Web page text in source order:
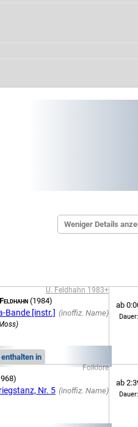
U. Feldhahn 1983+
(1984)
Bande [instr.]
in
ab
Folklore
Nr. 5
ab